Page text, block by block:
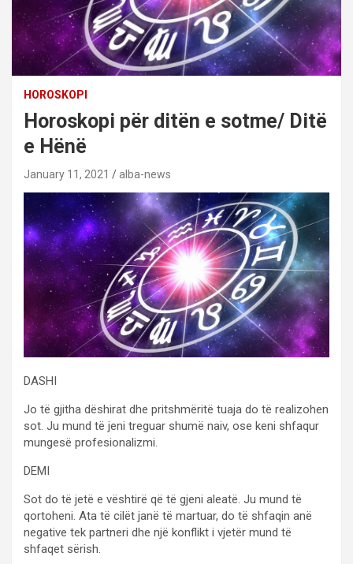
HOROSKOPI
Horoskopi për ditën e sotme/ Ditë
e Hënë
January 11, 2021 alba-news
DASHI
Jo të gjitha dëshirat dhe pritshmëritë tuaja do të realizohen
sot. Ju mund të jeni treguar shumë naiv, ose keni shfaqur
mungesë profesionalizmi.
DEMI
Sot do të jetë e vështirë që të gjeni aleatë. Ju mund të
qortoheni. Ata të cilët janë të martuar, do të shfaqin anë
negative tek partneri dhe një konflikt i vjetër mund të
shfaqet sërish.